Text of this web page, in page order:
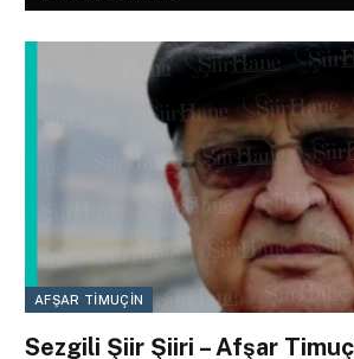
AFŞAR TIMUÇIN
Sezgili Şiir Şiiri – Afşar